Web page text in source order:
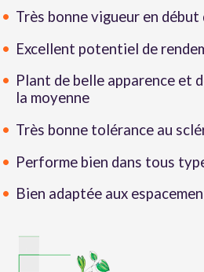
Très bonne vigueur en début
Excellent potentiel de
Plant de belle apparence et
la moyenne
Très bonne tolérance au
Performe bien dans tous
Bien adaptée aux